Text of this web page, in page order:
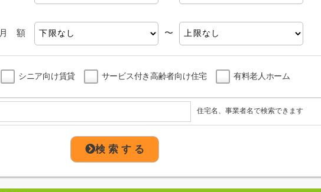
月 額 〜
シニア向け賃貸 サービス付き高齢者向け住宅 有料老人ホーム
住宅名、事業者名で検索できます
検 索 す る